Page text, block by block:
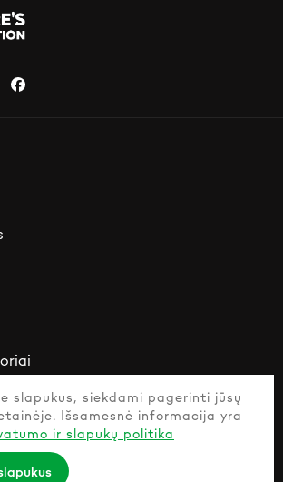
klausimai
slapukus, siekdami pagerinti jūsų
Išsamesnė informacija yra
ir slapukų politika